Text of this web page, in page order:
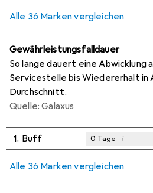
Alle 36 Marken vergleichen
Gewährleistungsfalldauer
So lange dauert eine Abwicklung
Servicestelle bis Wiedererhalt in
Durchschnitt.
Quelle: Galaxus
1. Buff 0 Tage i
Alle 36 Marken vergleichen